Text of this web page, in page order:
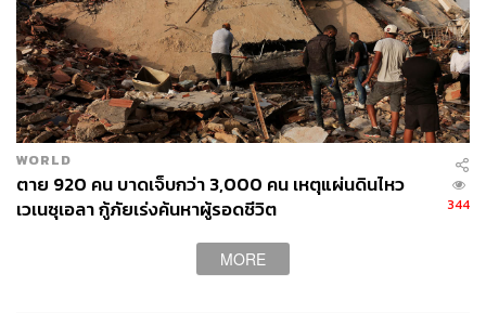
WORLD
ตาย 920 คน บาดเจ็บกว่า 3,000 คน เหตุแผ่นดินไหว
เวเนซุเอลา กู้ภัยเร่งค้นหาผู้รอดชีวิต
344
MORE